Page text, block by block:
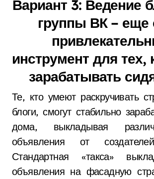
Вариант 3: Ведение
группы ВК – еще
инструмент для тех,
зарабатывать
Те, кто умеют раскручивать
блоги, смогут стабильно
дома, выкладывая
объявления от
Стандартная «такса»
объявления на фасадную